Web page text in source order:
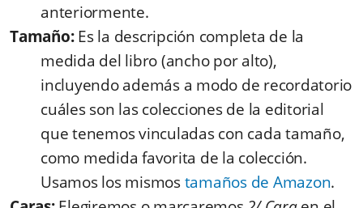
anteriormente.
Tamaño:Es la descripción completa de la
medida del libro (ancho por alto),
incluyendo además a modo de recordatorio
cuáles son las colecciones de la editorial
que tenemos vinculadas con cada tamaño,
como medida favorita de la colección.
Usamos los mismostamaños de Amazon.